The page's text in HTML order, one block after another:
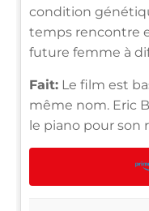
condition
temps rencontre
future femme à
Fait: Le film est
même nom. Eric
le piano pour son